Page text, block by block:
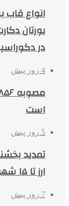
انواع قاب
یورتان
در
4 روز پیش
است
5 روز پیش
تمدید
ارز تا ۱۵ شهریور
7 روز پیش